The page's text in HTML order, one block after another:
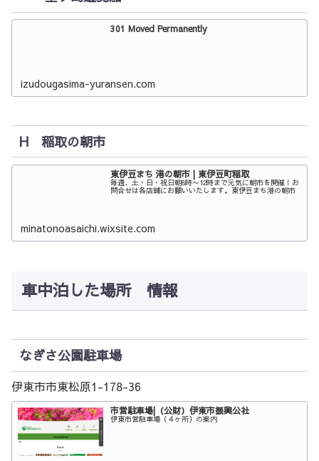
301 Moved Permanently
izudougasima-yuransen.com
H 稲取の朝市
東伊豆まち 港の朝市 | 東伊豆町稲取
毎週、土・日・祝日朝8時〜12時まで元気に朝市を開催！お
問合せは各店舗にお願いいたします。東伊豆まち港の朝市
minatonoasaichi.wixsite.com
車中泊した場所 情報
なぎさ公園駐車場
伊東市市東松原1-178-36
市営駐車場|（公財）伊東市振興公社
伊東市営駐車場（４ヶ所）の案内